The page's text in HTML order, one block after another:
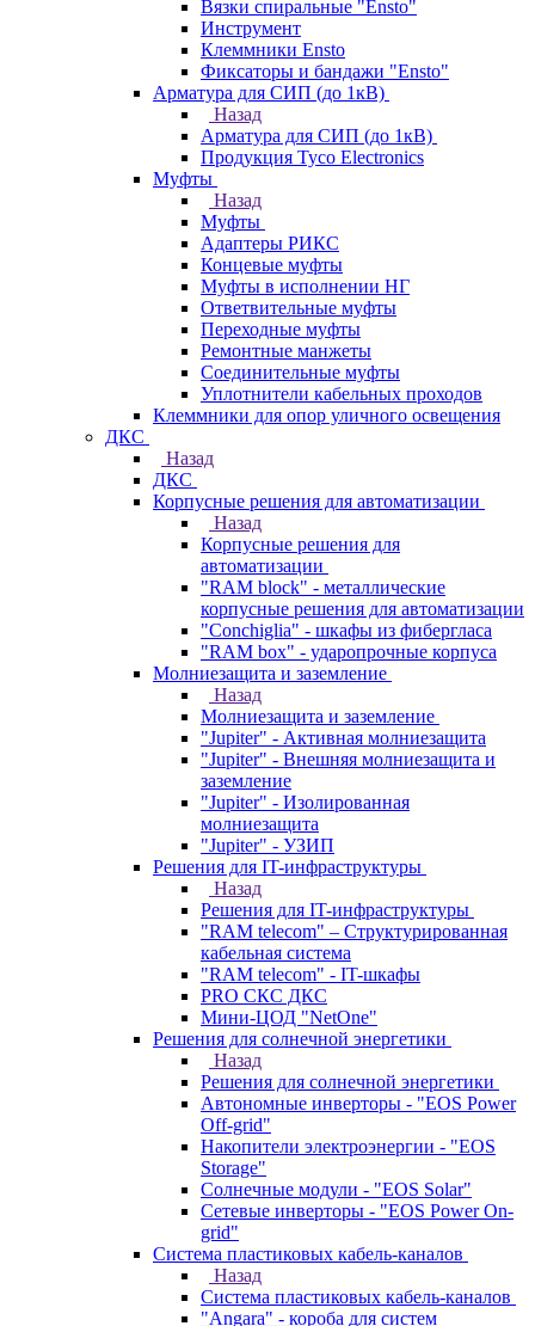
Вязки спиральные "Ensto"
Инструмент
Клеммники Ensto
Фиксаторы и бандажи "Ensto"
Арматура для СИП (до 1кВ)
Назад
Арматура для СИП (до 1кВ)
Продукция Tyco Electronics
Муфты
Назад
Муфты
Адаптеры РИКС
Концевые муфты
Муфты в исполнении НГ
Ответвительные муфты
Переходные муфты
Ремонтные манжеты
Соединительные муфты
Уплотнители кабельных проходов
Клеммники для опор уличного освещения
ДКС
Назад
ДКС
Корпусные решения для автоматизации
Назад
Корпусные решения для
автоматизации
"RAM block" - металлические
корпусные решения для автоматизации
"Conchiglia" - шкафы из фибергласа
"RAM box" - ударопрочные корпуса
Молниезащита и заземление
Назад
Молниезащита и заземление
"Jupiter" - Активная молниезащита
"Jupiter" - Внешняя молниезащита и
заземление
"Jupiter" - Изолированная
молниезащита
"Jupiter" - УЗИП
Решения для IT-инфраструктуры
Назад
Решения для IT-инфраструктуры
"RAM telecom" – Структурированная
кабельная система
"RAM telecom" - IT-шкафы
PRO СКС ДКС
Мини-ЦОД "NetOne"
Решения для солнечной энергетики
Назад
Решения для солнечной энергетики
Автономные инверторы - "EOS Power
Off-grid"
Накопители электроэнергии - "EOS
Storage"
Солнечные модули - "EOS Solar"
Сетевые инверторы - "EOS Power On-
grid"
Система пластиковых кабель-каналов
Назад
Система пластиковых кабель-каналов
"Angara" - короба для систем